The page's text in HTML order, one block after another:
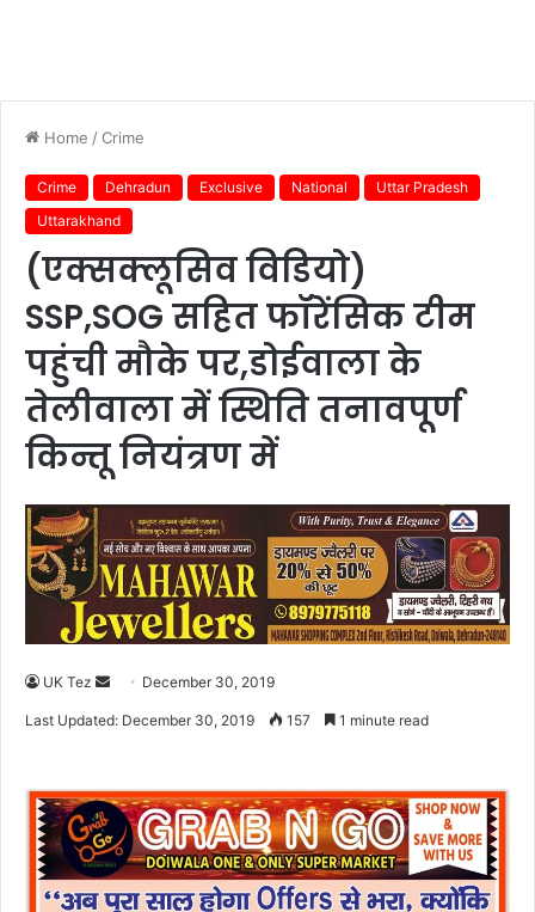
Home /Crime
Crime Dehradun Exclusive National
Uttar Pradesh
Uttarakhand
(एक्सक्लूसिव विडियो)
SSP,SOG सहित फॉरेंसिक टीम
पहुंची मौके पर,डोईवाला के
तेलीवाला में स्थिति तनावपूर्ण
किन्तू नियंत्रण में
UK Tez
e
a
e
m
December 30, 2019
Last Updated: December 30, 2019 157 1 minute read